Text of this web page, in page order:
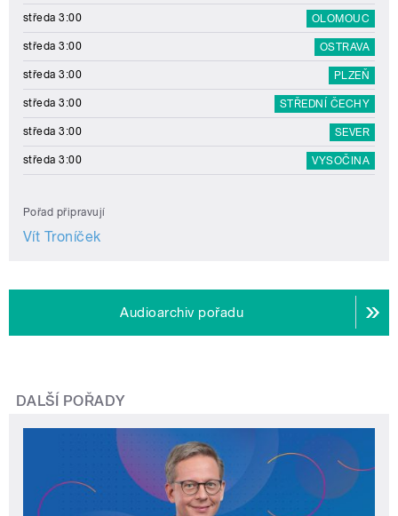
středa 3:00 OLOMOUC
středa 3:00 OSTRAVA
středa 3:00 PLZEŇ
středa 3:00 STŘEDNÍ ČECHY
středa 3:00 SEVER
středa 3:00 VYSOČINA
Pořad připravují
Vít Troníček
Audioarchiv pořadu
DALŠÍ POŘADY